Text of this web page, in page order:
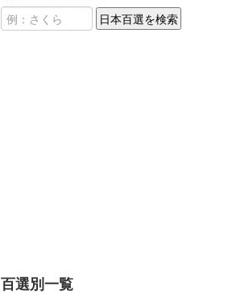
百選別一覧